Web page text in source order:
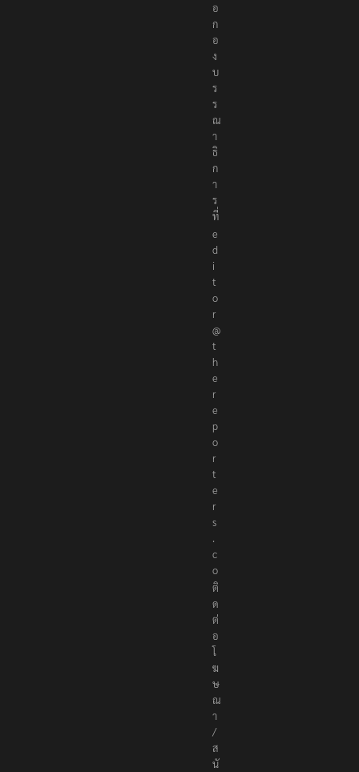
อ
ก
อ
ง
บ
ร
ร
ณ
า
ธิ
ก
า
ร
ที่
e
d
i
t
o
r
@
t
h
e
r
e
p
o
r
t
e
r
s
.
c
o
ติ
ด
ต่
อ
โ
ฆ
ษ
ณ
า
/
ส
นั